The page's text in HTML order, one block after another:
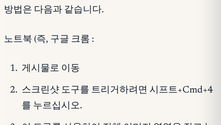
방법은 다음과 같습니다.
노트북 (즉, 구글 크롬 :
게시물로 이동
스크린샷 도구를 트리거하려면 시프트+Cmd+4
를 누르십시오.